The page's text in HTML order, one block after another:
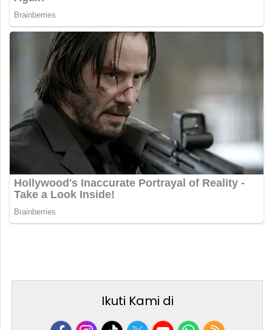
Ikuti Kami di